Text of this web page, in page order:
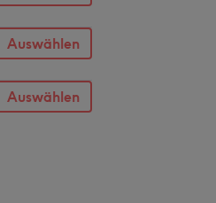
Auswählen
Auswählen